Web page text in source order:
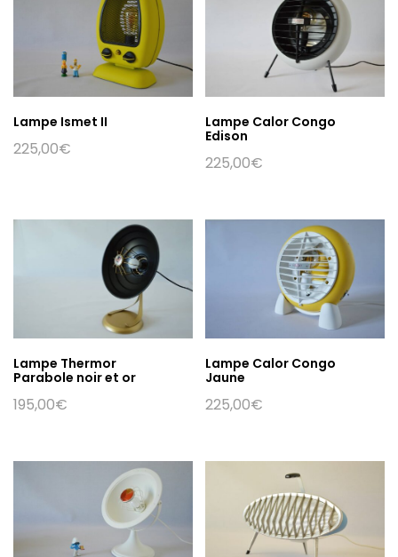
Lampe Ismet II
225,00€
Lampe Calor Congo
Edison
225,00€
Lampe Thermor
Parabole noir et or
195,00€
Lampe Calor Congo
Jaune
225,00€